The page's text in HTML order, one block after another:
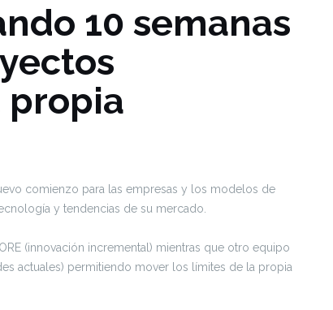
10 semanas
propia
comienzo para las empresas y los modelos de
y tendencias de su mercado.
(innovación incremental) mientras que otro equipo
actuales) permitiendo mover los límites de la propia